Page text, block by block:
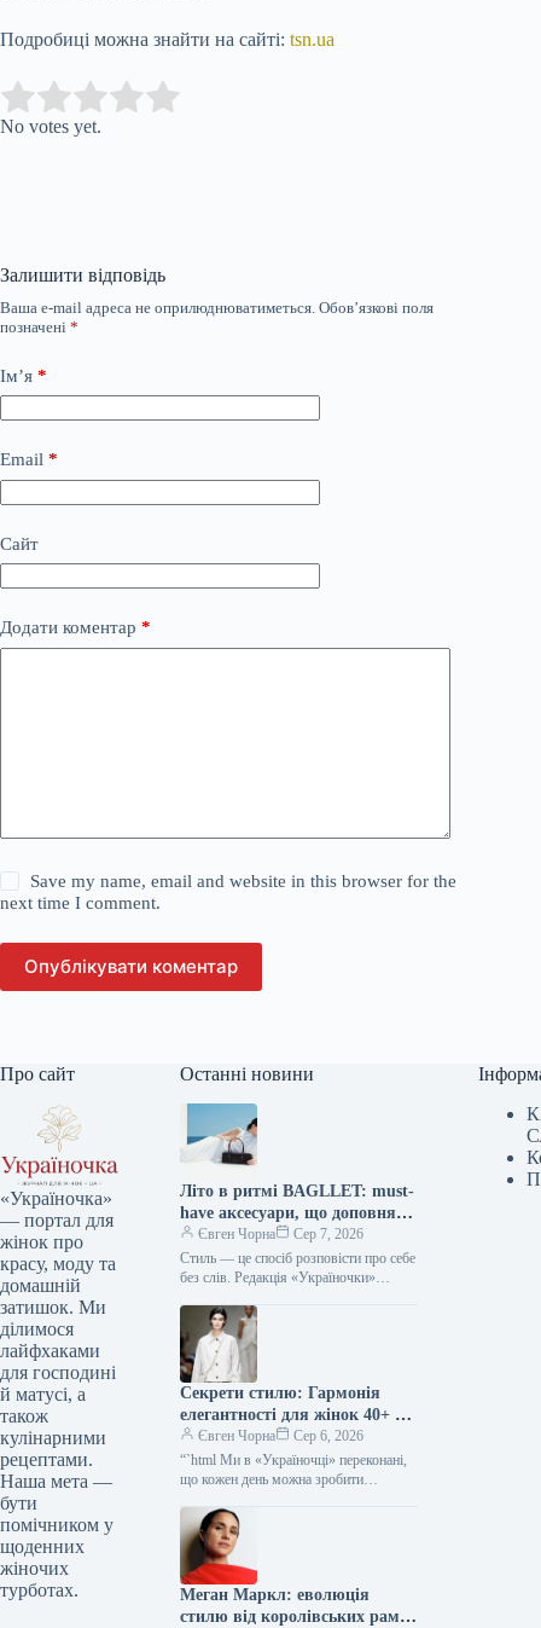
Подробиці можна знайти на сайті: tsn.ua
Rate this item:
No votes yet.
Залишити відповідь
Ваша e-mail адреса не оприлюднюватиметься. Обов’язкові поля
позначені *
Ім’я *
Email *
Сайт
Додати коментар *
Save my name, email and website in this browser for the
next time I comment.
Опублікувати коментар
Про сайт
«Україночка»
— портал для
жінок про
красу, моду та
домашній
затишок. Ми
ділимося
лайфхаками
для господині
й матусі, а
також
кулінарними
рецептами.
Наша мета —
бути
помічником у
щоденних
жіночих
турботах.
Останні новини
Літо в ритмі BAGLLET: must-
have аксесуари, що доповнять
твій фешн-образ
Євген Чорна
Сер 7, 2026
Стиль — це спосіб розповісти про себе
без слів. Редакція «Україночки»
тенденціями, і сьогодні ми
підготували…
Секрети стилю: Гармонія
елегантності для жінок 40+ від
топ-стилістки
Євген Чорна
Сер 6, 2026
“`html Ми в «Україночці» переконані,
що кожен день можна зробити
трішки натхнення. Сьогодні ми
розбираємося…
Меган Маркл: еволюція
стилю від королівських рамок